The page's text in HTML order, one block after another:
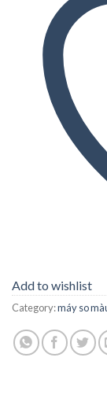
Add to wishlist
Category:máy so